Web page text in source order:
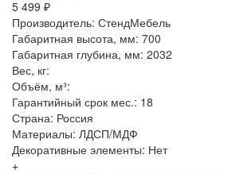
5 499 ₽
Производитель: СтендМебель
Габаритная высота, мм: 700
Габаритная глубина, мм: 2032
Вес, кг:
Объём, м³:
Гарантийный срок мес.: 18
Страна: Россия
Материалы: ЛДСП/МДФ
Декоративные элементы: Нет
+